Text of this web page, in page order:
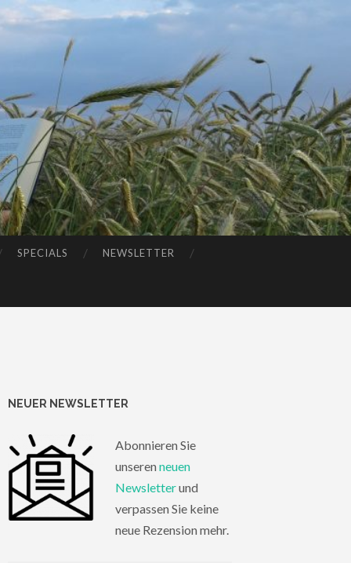
SPECIALS NEWSLETTER
NEUER NEWSLETTER
Abonnieren Sie
unserenneuen
Newsletterund
verpassen Sie keine
neue Rezension mehr.